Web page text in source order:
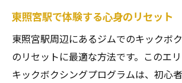
東照宮駅で得る心身の安定感
バランスの取れたライフスタ
キックボクシングがもたらす
東照宮駅でのトレーニングを
東照宮駅で体験する心身のリセット
東照宮駅周辺にあるジムでのキックボ
のリセットに最適な方法です。このエ
キックボクシングプログラムは、初心